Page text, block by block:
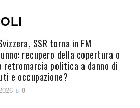
SSR torna in FM
recupero della copertura o
retromarcia politica a danno di
e occupazione?
0